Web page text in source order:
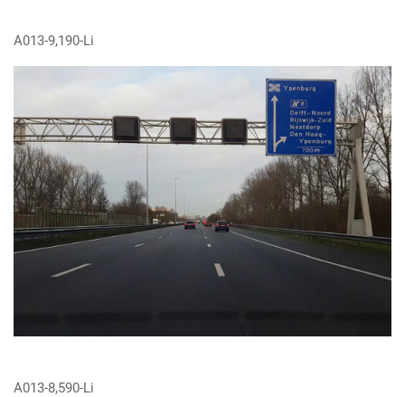
A013-9,190-Li
A013-8,590-Li